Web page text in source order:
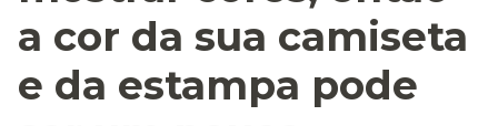
a cor da sua camiseta
e da estampa pode